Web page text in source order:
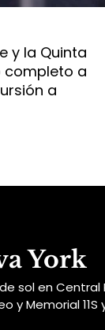
y la Quinta
completo a
a
York
sol en Central
y Memorial 11S